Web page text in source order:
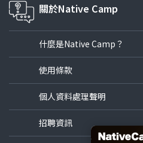
關於Native Camp
什麼是Native Camp？
使用條款
個人資料處理聲明
招聘資訊